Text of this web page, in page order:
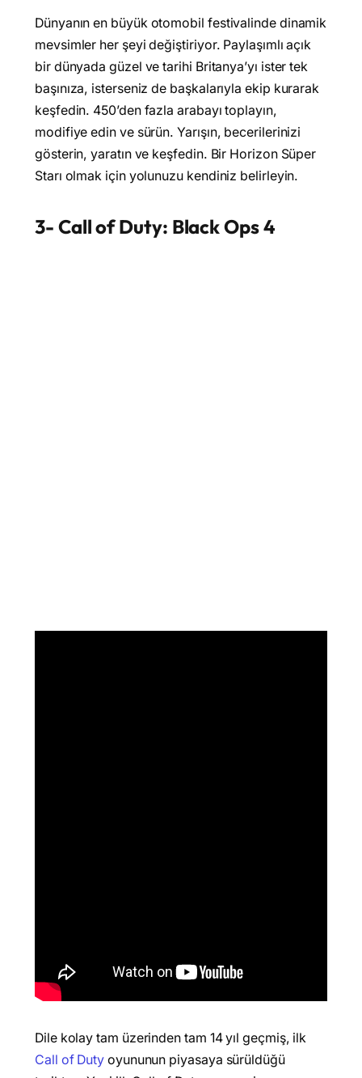
Dünyanın en büyük otomobil festivalinde dinamik
mevsimler her şeyi değiştiriyor. Paylaşımlı açık
bir dünyada güzel ve tarihi Britanya’yı ister tek
başınıza, isterseniz de başkalarıyla ekip kurarak
keşfedin. 450’den fazla arabayı toplayın,
modifiye edin ve sürün. Yarışın, becerilerinizi
gösterin, yaratın ve keşfedin. Bir Horizon Süper
Starı olmak için yolunuzu kendiniz belirleyin.
3- Call of Duty: Black Ops 4
Dile kolay tam üzerinden tam 14 yıl geçmiş, ilk
Call of Duty oyununun piyasaya sürüldüğü